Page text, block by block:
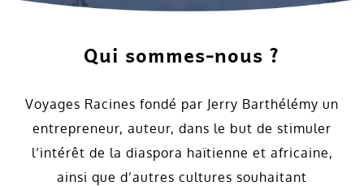
Contact
Qui sommes-nous ?
Voyages Racines fondé par Jerry Barthélémy un
entrepreneur, auteur, dans le but de stimuler
l’intérêt de la diaspora haïtienne et africaine,
ainsi que d’autres cultures souhaitant